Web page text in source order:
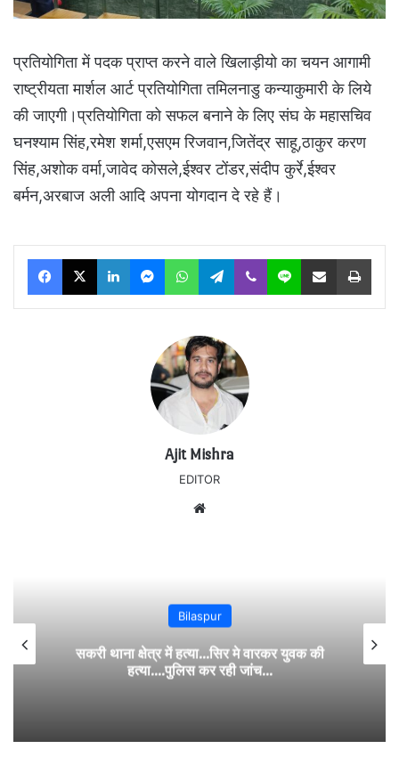
प्रतियोगिता में पदक प्राप्त करने वाले खिलाड़ीयो का चयन आगामी
राष्ट्रीयता मार्शल आर्ट प्रतियोगिता तमिलनाडु कन्याकुमारी के लिये
की जाएगी।प्रतियोगिता को सफल बनाने के लिए संघ के महासचिव
घनश्याम सिंह,रमेश शर्मा,एसएम रिजवान,जितेंद्र साहू,ठाकुर करण
सिंह,अशोक वर्मा,जावेद कोसले,ईश्वर टोंडर,संदीप कुर्रे,ईश्वर
बर्मन,अरबाज अली आदि अपना योगदान दे रहे हैं।
Facebook
X LinkedInMessengerWhatsAppTelegram
Viber Line Share via Email Print
Ajit Mishra
EDITOR
Bilaspur
सकरी थाना क्षेत्र में हत्या…सिर मे वारकर युवक की
हत्या….पुलिस कर रही जांच…